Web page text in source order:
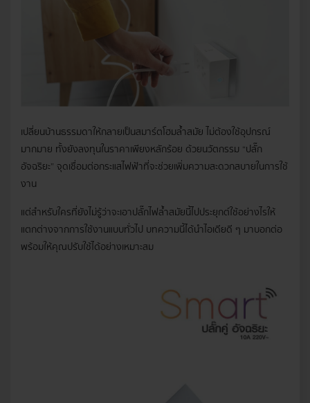
เปลี่ยนบ้านธรรมดาให้กลายเป็นสมาร์ตโฮมล้ำสมัย ไม่ต้องใช้อุปกรณ์
มากมาย ทั้งยังลงทุนในราคาเพียงหลักร้อย ด้วยนวัตกรรม “ปลั๊ก
อัจฉริยะ” จุดเชื่อมต่อกระแสไฟฟ้าที่จะช่วยเพิ่มความสะดวกสบายในการใช้
งาน
แต่สำหรับใครที่ยังไม่รู้ว่าจะเอาปลั๊กไฟล้ำสมัยนี้ไปประยุกต์ใช้อย่างไรให้
แตกต่างจากการใช้งานแบบทั่วไป บทความนี้ได้นำไอเดียดี ๆ มาบอกต่อ
พร้อมให้คุณปรับใช้ได้อย่างเหมาะสม